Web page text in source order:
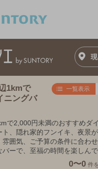
1kmで
ニングバ
一覧表示
で2,000円未満のおすすめダ
、隠れ家的フンイキ、夜景
囲気、ご予算の条件に合わ
ーで、至福の時間を楽しんで
0〜0 件